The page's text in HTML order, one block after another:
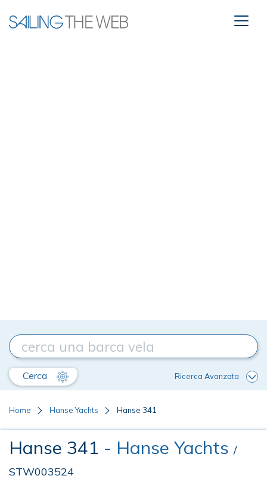
Cerca Ricerca Avanzata
Home Hanse Yachts Hanse 341
Hanse 341 - Hanse Yachts /
STW003524